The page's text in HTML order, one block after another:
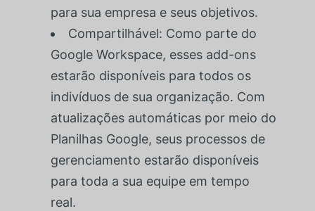
para sua empresa e seus objetivos.
Compartilhável: Como parte do
Google Workspace, esses add-ons
estarão disponíveis para todos os
indivíduos de sua organização. Com
atualizações automáticas por meio do
Planilhas Google, seus processos de
gerenciamento estarão disponíveis
para toda a sua equipe em tempo
real.